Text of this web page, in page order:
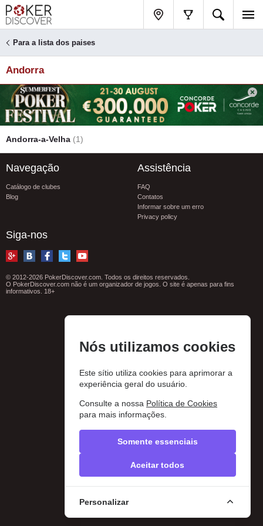
Para a lista dos paises
Andorra
Andorra-a-Velha (1)
Navegação
Catálogo de clubes
Blog
Assistência
FAQ
Contatos
Informar sobre um erro
Privacy policy
Siga-nos
© 2012-2026 PokerDiscover.com. Todos os direitos reservados.
O PokerDiscover.com não é um organizador de jogos. O site é apenas para fins
informativos. 18+
Nós utilizamos cookies
Este sítio utiliza cookies para aprimorar a
experiência geral do usuário.
Consulte a nossa Política de Cookies
para mais informações.
Somente essenciais
Aceitar todos
Personalizar